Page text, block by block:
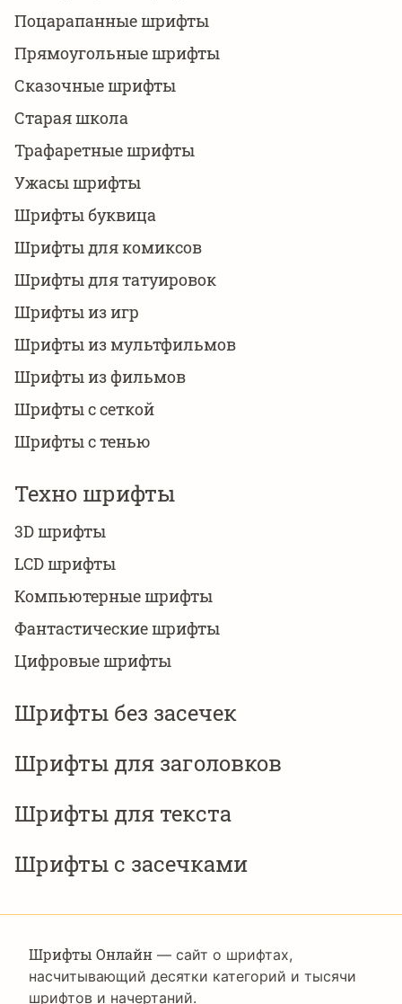
Поцарапанные шрифты
Прямоугольные шрифты
Сказочные шрифты
Старая школа
Трафаретные шрифты
Ужасы шрифты
Шрифты буквица
Шрифты для комиксов
Шрифты для татуировок
Шрифты из игр
Шрифты из мультфильмов
Шрифты из фильмов
Шрифты с сеткой
Шрифты с тенью
Техно шрифты
3D шрифты
LCD шрифты
Компьютерные шрифты
Фантастические шрифты
Цифровые шрифты
Шрифты без засечек
Шрифты для заголовков
Шрифты для текста
Шрифты с засечками
Шрифты Онлайн — сайт о шрифтах,
насчитывающий десятки категорий и тысячи
шрифтов и начертаний.